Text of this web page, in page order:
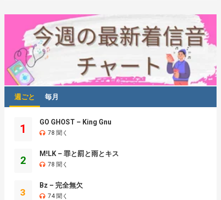
週ごと 毎月
1
GO GHOST – King Gnu
78 聞く
2
M!LK – 罪と罰と雨とキス
78 聞く
3
Bz – 完全無欠
74 聞く